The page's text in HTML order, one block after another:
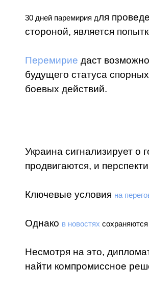
30 дней паремирия для
стороной, является
Перемирие даст
будущего статуса
боевых действий.
Украина сигнализирует о
продвигаются, и
Ключевые условия на
Однако в новостях
Несмотря на это,
найти компромиссное